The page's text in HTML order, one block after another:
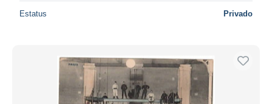
Estatus Privado